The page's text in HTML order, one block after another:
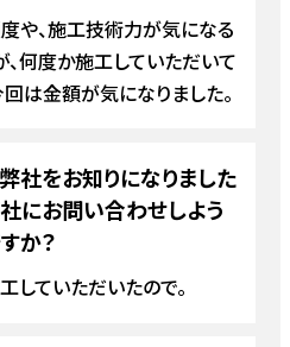
や、施工技術力が気になる
、何度か施工していただいて
回は金額が気になりました。
社をお知りになりました
にお問い合わせしよう
か？
していただいたので。